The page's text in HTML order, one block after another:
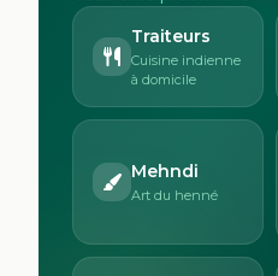
Traiteurs
Cuisine indienne
à domicile
Mehndi
Art du henné